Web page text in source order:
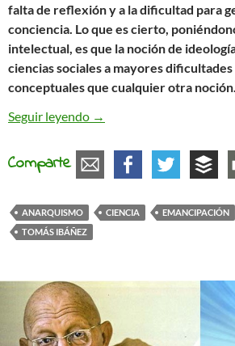
falta de reflexión y a la dificultad para
conciencia. Lo que es cierto,
intelectual, es que la noción de
ciencias sociales a mayores
conceptuales que cualquier otra noción.
Seguir leyendo La amplitud libertaria del
→
Comparte
ANARQUISMO CIENCIA EMANCIPACIÓN
TOMÁS IBÁÑEZ